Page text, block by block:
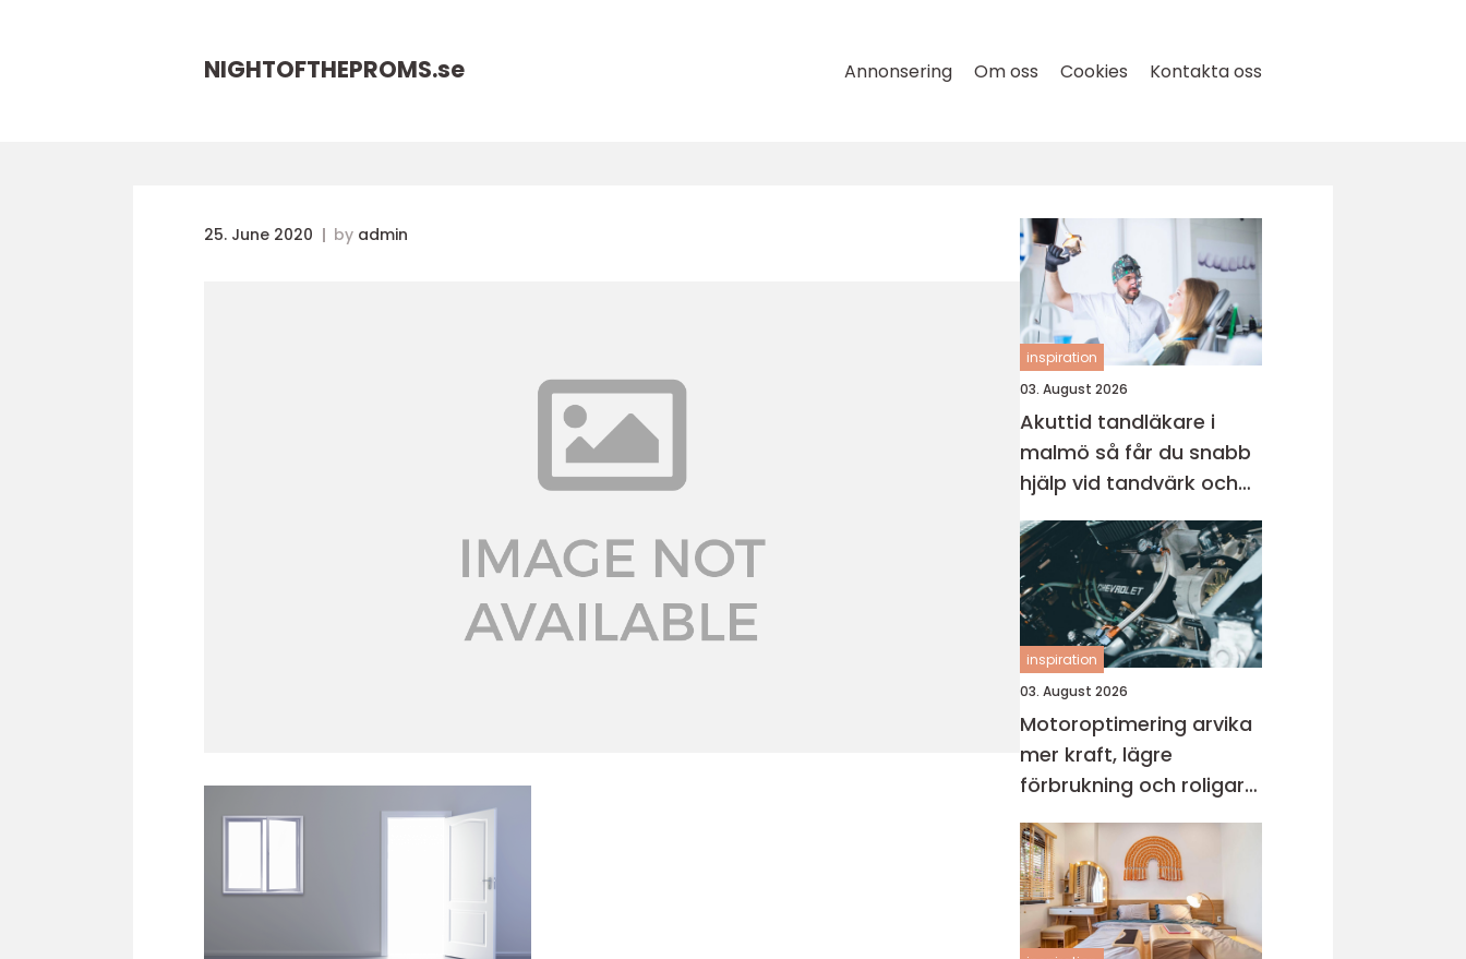
NIGHTOFTHEPROMS.se Annonsering Om oss Cookies Kontakta oss
25. June 2020 by admin
inspiration
03. August 2026
Akuttid tandläkare i
malmö så får du snabb
hjälp vid tandvärk och
skador
inspiration
03. August 2026
Motoroptimering arvika
mer kraft, lägre
förbrukning och roligare
körning